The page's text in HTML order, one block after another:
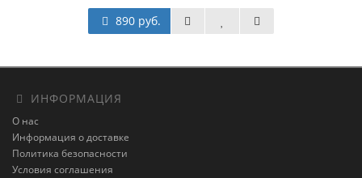
890 руб.
ИНФОРМАЦИЯ
О нас
Информация о доставке
Политика безопасности
Условия соглашения